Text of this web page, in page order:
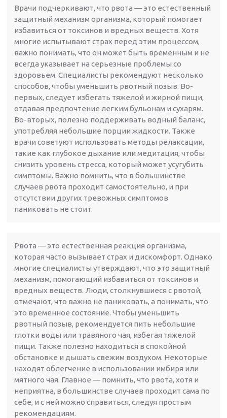
Врачи подчеркивают, что рвота — это естественный
защитный механизм организма, который помогает
избавиться от токсинов и вредных веществ. Хотя
многие испытывают страх перед этим процессом,
важно понимать, что он может быть временным и не
всегда указывает на серьезные проблемы со
здоровьем. Специалисты рекомендуют несколько
способов, чтобы уменьшить рвотный позыв. Во-
первых, следует избегать тяжелой и жирной пищи,
отдавая предпочтение легким бульонам и сухарям.
Во-вторых, полезно поддерживать водный баланс,
употребляя небольшие порции жидкости. Также
врачи советуют использовать методы релаксации,
такие как глубокое дыхание или медитация, чтобы
снизить уровень стресса, который может усугубить
симптомы. Важно помнить, что в большинстве
случаев рвота проходит самостоятельно, и при
отсутствии других тревожных симптомов
паниковать не стоит.
Рвота — это естественная реакция организма,
которая часто вызывает страх и дискомфорт. Однако
многие специалисты утверждают, что это защитный
механизм, помогающий избавиться от токсинов и
вредных веществ. Люди, столкнувшиеся с рвотой,
отмечают, что важно не паниковать, а понимать, что
это временное состояние. Чтобы уменьшить
рвотный позыв, рекомендуется пить небольшие
глотки воды или травяного чая, избегая тяжелой
пищи. Также полезно находиться в спокойной
обстановке и дышать свежим воздухом. Некоторые
находят облегчение в использовании имбиря или
мятного чая. Главное — помнить, что рвота, хотя и
неприятна, в большинстве случаев проходит сама по
себе, и с ней можно справиться, следуя простым
рекомендациям.